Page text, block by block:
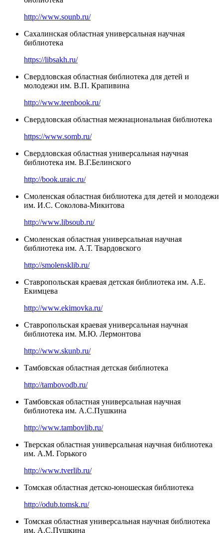
http://www.sounb.ru/
Сахалинская областная универсальная научная
библиотека
https://libsakh.ru/
Свердловская областная библиотека для детей и
молодежи им. В.П. Крапивина
http://www.teenbook.ru/
Свердловская областная межнациональная библиотека
https://www.somb.ru/
Свердловская областная универсальная научная
библиотека им. В.Г.Белинского
http://book.uraic.ru/
Смоленская областная библиотека для детей и молодежи
им. И.С. Соколова-Микитова
http://www.libsoub.ru/
Смоленская областная универсальная научная
библиотека им. А.Т. Твардовского
http://smolensklib.ru/
Ставропольская краевая детская библиотека им. А.Е.
Екимцева
http://www.ekimovka.ru/
Ставропольская краевая универсальная научная
библиотека им. М.Ю. Лермонтова
http://www.skunb.ru/
Тамбовская областная детская библиотека
http://tambovodb.ru/
Тамбовская областная универсальная научная
библиотека им. А.С.Пушкина
http://www.tambovlib.ru/
Тверская областная универсальная научная библиотека
им. А.М. Горького
http://www.tverlib.ru/
Томская областная детско-юношеская библиотека
http://odub.tomsk.ru/
Томская областная универсальная научная библиотека
им. А.С.Пушкина